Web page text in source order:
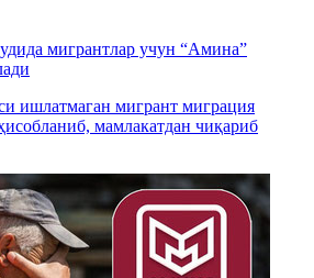
мигрантлар учун “Амина”
ишлатмаган мигрант миграция
мамлакатдан чиқариб